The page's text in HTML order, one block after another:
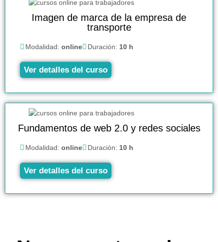
Imagen de marca de la empresa de
transporte
Modalidad: online Duración: 10 h
Ver detalles del curso
Fundamentos de web 2.0 y redes sociales
Modalidad: online Duración: 10 h
Ver detalles del curso